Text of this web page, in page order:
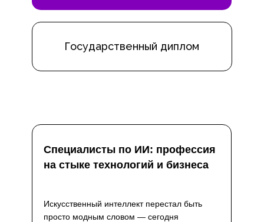
Государственный диплом
Специалисты по ИИ: профессия
на стыке технологий и бизнеса
Искусственный интеллект перестал быть
просто модным словом — сегодня